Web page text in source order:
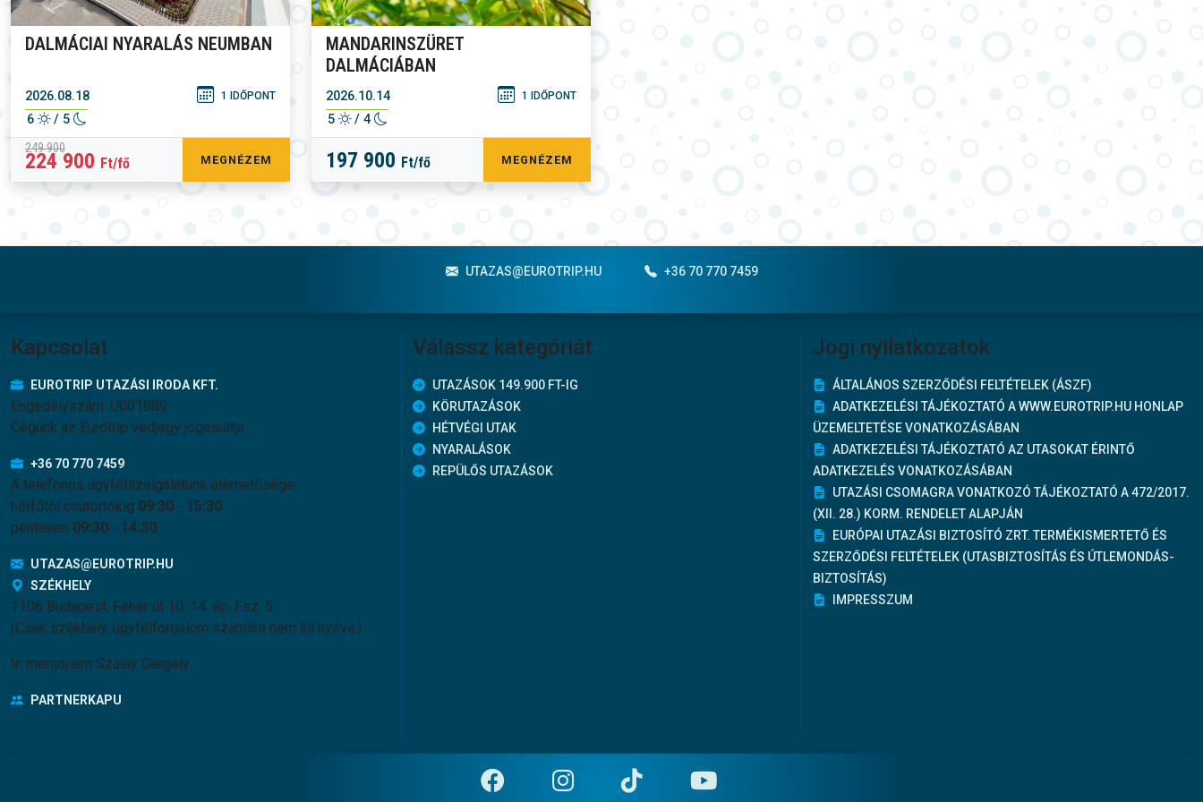
DALMÁCIAI NYARALÁS NEUMBAN
2026.08.18 1 IDŐPONT
6 / 5
249 900
224 900 Ft/fő MEGNÉZEM
MANDARINSZÜRET
DALMÁCIÁBAN
2026.10.14 1 IDŐPONT
5 / 4
197 900 Ft/fő MEGNÉZEM
UTAZAS@EUROTRIP.HU +36 70 770 7459
Kapcsolat
EUROTRIP UTAZÁSI IRODA KFT.
Engedélyszám: U001889
Cégünk az Eurotrip védjegy jogosultja.
+36 70 770 7459
A telefonos ügyfélszolgálatunk elérhetősége:
hétfőtől csütörtökig 09:30 - 15:30
pénteken 09:30 - 14:30
UTAZAS@EUROTRIP.HU
SZÉKHELY
1106 Budapest, Fehér út 10. 14. ép. Fsz. 5.
(Csak székhely, ügyfélforgalom számára nem áll nyitva.)
In memoriam Szalay Gergely
PARTNERKAPU
Válassz kategóriát
UTAZÁSOK 149.900 FT-IG
KÖRUTAZÁSOK
HÉTVÉGI UTAK
NYARALÁSOK
REPÜLŐS UTAZÁSOK
Jogi nyilatkozatok
ÁLTALÁNOS SZERZŐDÉSI FELTÉTELEK (ÁSZF)
ADATKEZELÉSI TÁJÉKOZTATÓ A WWW.EUROTRIP.HU HONLAP
ÜZEMELTETÉSE VONATKOZÁSÁBAN
ADATKEZELÉSI TÁJÉKOZTATÓ AZ UTASOKAT ÉRINTŐ
ADATKEZELÉS VONATKOZÁSÁBAN
UTAZÁSI CSOMAGRA VONATKOZÓ TÁJÉKOZTATÓ A 472/2017.
(XII. 28.) KORM. RENDELET ALAPJÁN
EURÓPAI UTAZÁSI BIZTOSÍTÓ ZRT. TERMÉKISMERTETŐ ÉS
SZERZŐDÉSI FELTÉTELEK (UTASBIZTOSÍTÁS ÉS ÚTLEMONDÁS-
BIZTOSÍTÁS)
IMPRESSZUM